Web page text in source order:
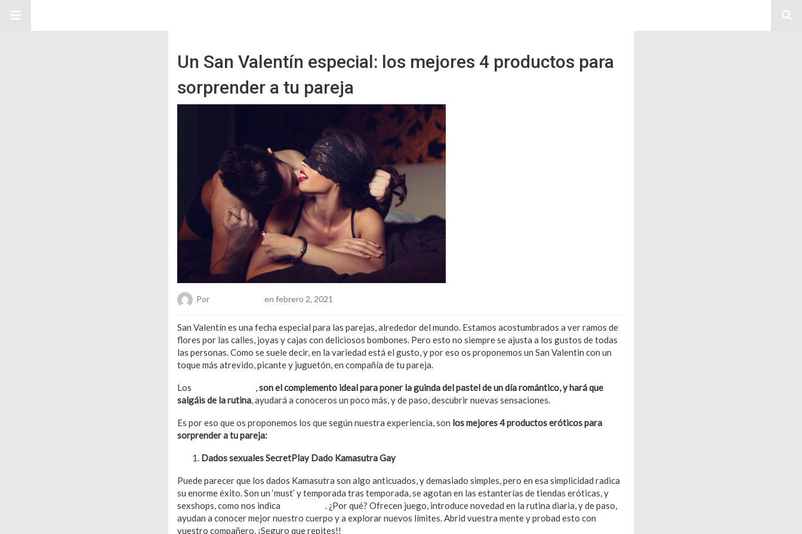
Un San Valentín especial: los mejores 4 productos para
sorprender a tu pareja
Por en febrero 2, 2021
San Valentín es una fecha especial para las parejas, alrededor del mundo. Estamos acostumbrados a ver ramos de
flores por las calles, joyas y cajas con deliciosos bombones. Pero esto no siempre se ajusta a los gustos de todas
las personas. Como se suele decir, en la variedad está el gusto, y por eso os proponemos un San Valentin con un
toque más atrevido, picante y juguetón, en compañía de tu pareja.
Los ,son el complemento ideal para poner la guinda del pastel de un día romántico, y hará que
salgáis de la rutina, ayudará a conoceros un poco más, y de paso, descubrir nuevas sensaciones.
Es por eso que os proponemos los que según nuestra experiencia, son los mejores 4 productos eróticos para
sorprender a tu pareja:
Dados sexuales SecretPlay Dado Kamasutra Gay
Puede parecer que los dados Kamasutra son algo anticuados, y demasiado simples, pero en esa simplicidad radica
su enorme éxito. Son un ‘must’ y temporada tras temporada, se agotan en las estanterías de tiendas eróticas, y
sexshops, como nos indica
. ¿Por qué? Ofrecen juego, introduce novedad en la rutina diaria, y de paso,
ayudan a conocer mejor nuestro cuerpo y a explorar nuevos límites. Abrid vuestra mente y probad esto con
vuestro compañero. ¡Seguro que repites!!